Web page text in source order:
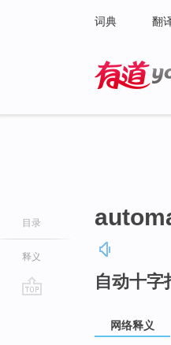
词典 翻
目录
释义
自动十字
网络释义